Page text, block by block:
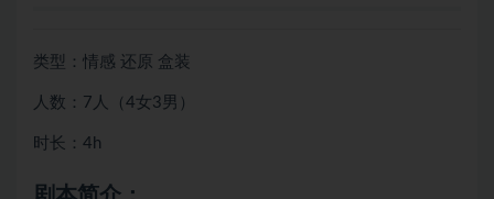
类型：情感 还原 盒装
人数：7人（4女3男）
时长：4h